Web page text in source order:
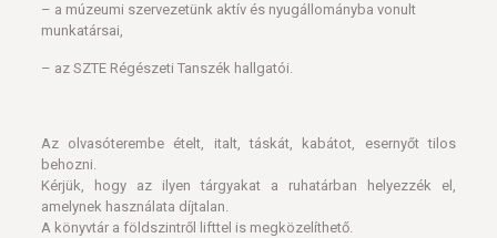
– a múzeumi szervezetünk aktív és nyugállományba vonult
munkatársai,
– az SZTE Régészeti Tanszék hallgatói.
Az olvasóterembe ételt, italt, táskát, kabátot, esernyőt tilos
behozni.
Kérjük, hogy az ilyen tárgyakat a ruhatárban helyezzék el,
amelynek használata díjtalan.
A könyvtár a földszintről lifttel is megközelíthető.